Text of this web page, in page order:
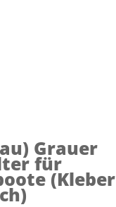
Grauer
für
(Kleber